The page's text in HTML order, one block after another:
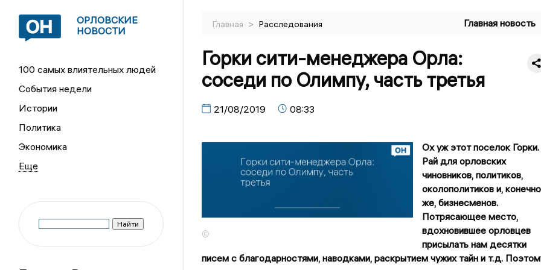
ОРЛОВСКИЕ
НОВОСТИ
100 самых влиятельных людей
События недели
Истории
Политика
Экономика
Главная > Расследования Главная новость
Горки сити-менеджера Орла:
соседи по Олимпу, часть третья
21/08/2019 08:33
©
Ох уж этот поселок Горки.
Рай для орловских
чиновников, политиков,
околополитиков и, конечно
же, бизнесменов.
Потрясающее место,
вдохновившее орловцев
присылать нам десятки
писем с благодарностями, наводками, раскрытием чужих тайн и т.д.